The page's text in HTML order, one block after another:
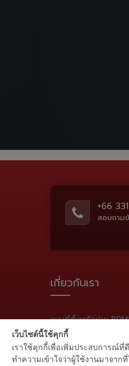
+66
สอบถาม
เกี่ยวกับเรา
แผนที่ตั้งเครือข่าย
แผนผังเว็บไซต์
เว็บไซต์นี้ใช้คุกกี้
เราใช้คุกกี้เพื่อเพิ่มประสบการณ์ที่
ทำความเข้าใจว่าผู้ใช้งานมาจา